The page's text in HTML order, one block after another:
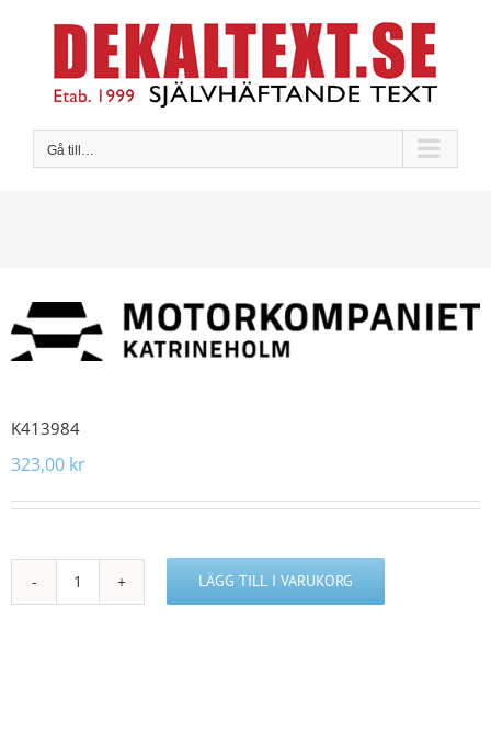
innehållet
Gå till…
K413984
323,00 kr
K413984
LÄGG TILL I VARUKORG